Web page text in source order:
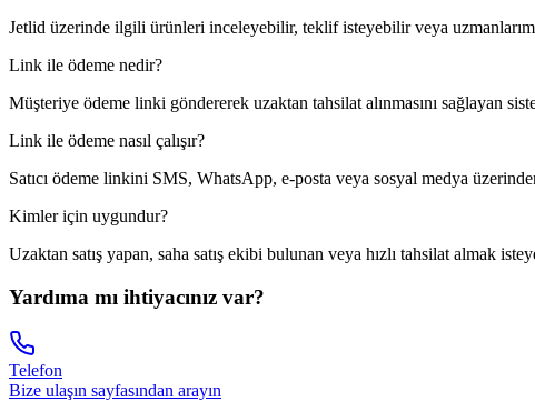
Jetlid üzerinde ilgili ürünleri inceleyebilir, teklif isteyebilir veya
Link ile ödeme nedir?
Müşteriye ödeme linki göndererek uzaktan tahsilat alınmasını sağlayan
Link ile ödeme nasıl çalışır?
Satıcı ödeme linkini SMS, WhatsApp, e-posta veya sosyal medya
Kimler için uygundur?
Uzaktan satış yapan, saha satış ekibi bulunan veya hızlı tahsilat almak
Yardıma mı ihtiyacınız var?
Telefon
Bize ulaşın sayfasından arayın